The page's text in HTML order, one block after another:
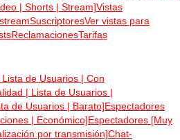
| Shorts | Stream]Vistas
SuscriptoresVer vistas para
ReclamacionesTarifas
de Usuarios | Con
| Lista de Usuarios |
de Usuarios | Barato]Espectadores
| Económico]Espectadores [Muy
por transmisión]Chat-